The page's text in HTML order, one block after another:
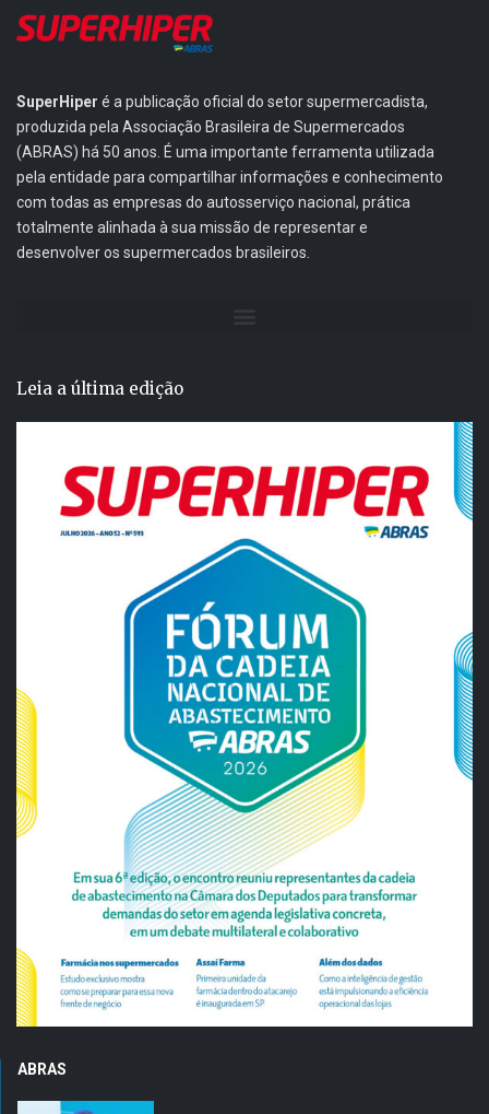
SuperHiper é a publicação oficial do setor supermercadista,
produzida pela Associação Brasileira de Supermercados
(ABRAS) há 50 anos. É uma importante ferramenta utilizada
pela entidade para compartilhar informações e conhecimento
com todas as empresas do autosserviço nacional, prática
totalmente alinhada à sua missão de representar e
desenvolver os supermercados brasileiros.
Leia a última edição
ABRAS